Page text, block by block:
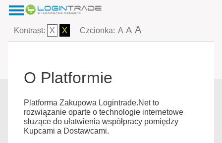
Kontrast: X X Czcionka: A A A
O Platformie
Platforma Zakupowa Logintrade.Net to
rozwiązanie oparte o technologie internetowe
służące do ułatwienia współpracy pomiędzy
Kupcami a Dostawcami.